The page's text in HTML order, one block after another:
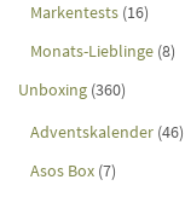
Markentests (16)
Monats-Lieblinge (8)
Unboxing (360)
Adventskalender (46)
Asos Box (7)